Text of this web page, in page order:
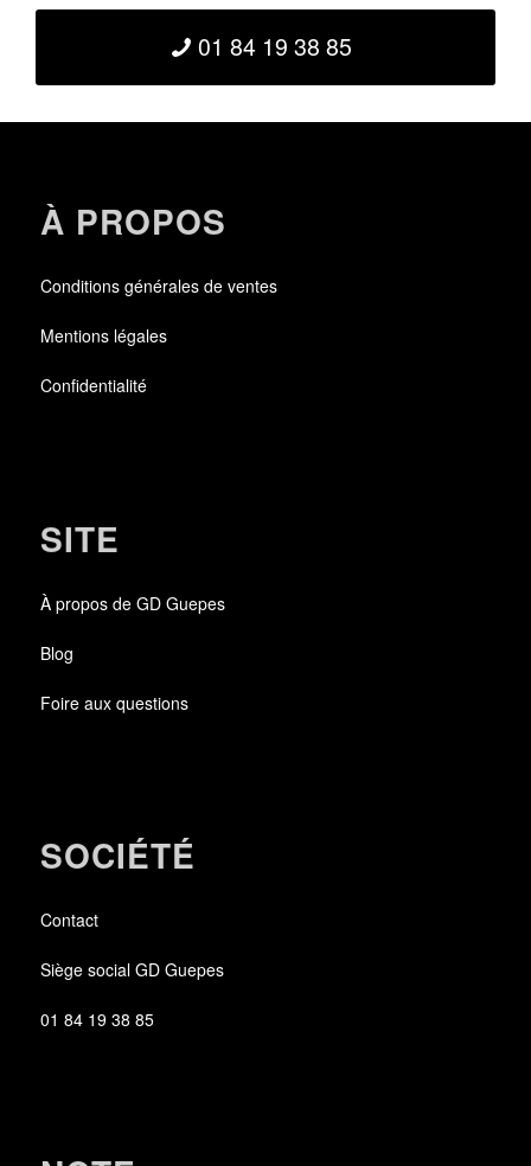
01 84 19 38 85
À PROPOS
Conditions générales de ventes
Mentions légales
Confidentialité
SITE
À propos de GD Guepes
Blog
Foire aux questions
SOCIÉTÉ
Contact
Siège social GD Guepes
01 84 19 38 85